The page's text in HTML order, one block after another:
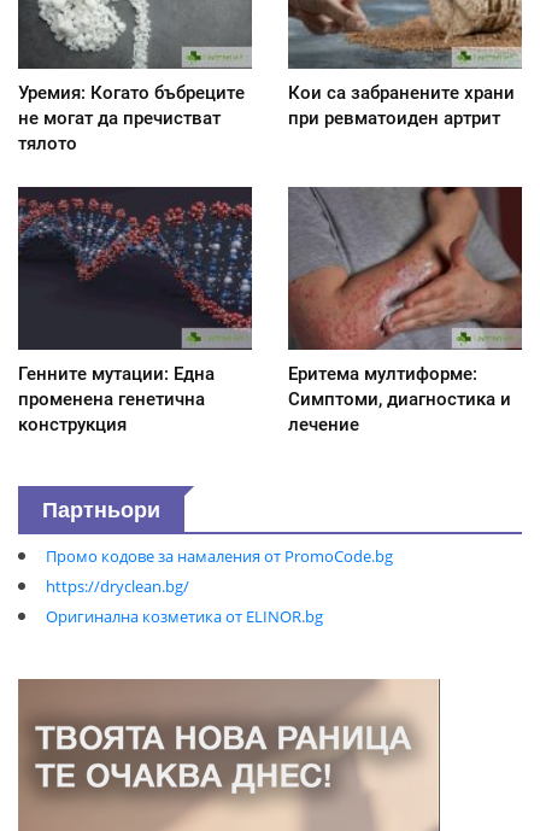
Уремия: Когато бъбреците
не могат да пречистват
тялото
Кои са забранените храни
при ревматоиден артрит
Генните мутации: Една
променена генетична
конструкция
Еритема мултиформе:
Симптоми, диагностика и
лечение
Партньори
Промо кодове за намаления от PromoCode.bg
https://dryclean.bg/
Оригинална козметика от ELINOR.bg